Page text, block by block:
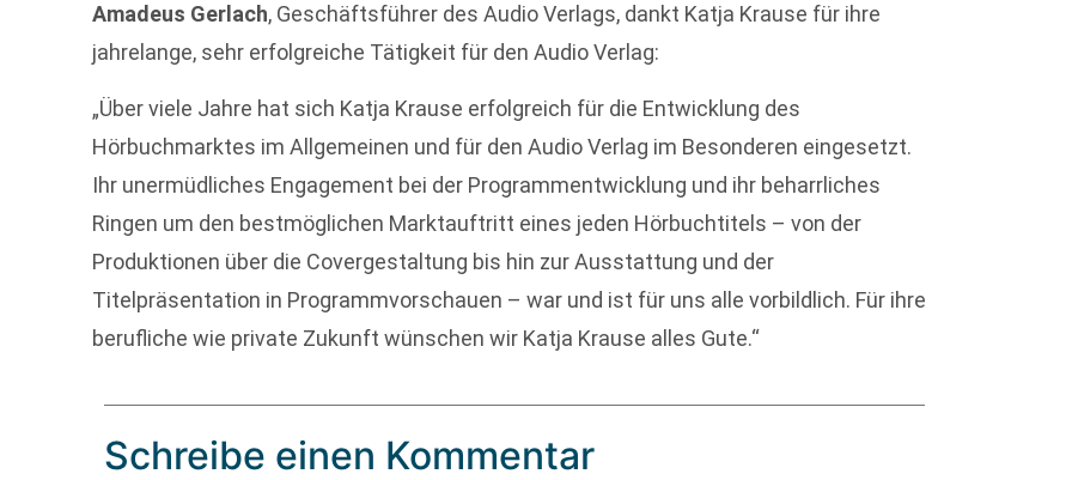
Amadeus Gerlach, Geschäftsführer des Audio Verlags, dankt Katja Krause für ihre
jahrelange, sehr erfolgreiche Tätigkeit für den Audio Verlag:
„Über viele Jahre hat sich Katja Krause erfolgreich für die Entwicklung des
Hörbuchmarktes im Allgemeinen und für den Audio Verlag im Besonderen eingesetzt.
Ihr unermüdliches Engagement bei der Programmentwicklung und ihr beharrliches
Ringen um den bestmöglichen Marktauftritt eines jeden Hörbuchtitels – von der
Produktionen über die Covergestaltung bis hin zur Ausstattung und der
Titelpräsentation in Programmvorschauen – war und ist für uns alle vorbildlich. Für ihre
berufliche wie private Zukunft wünschen wir Katja Krause alles Gute.“
Schreibe einen Kommentar